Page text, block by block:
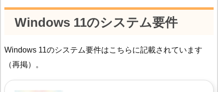
Windows 11のシステム要件
Windows 11のシステム要件はこちらに記載されています
（再掲）。